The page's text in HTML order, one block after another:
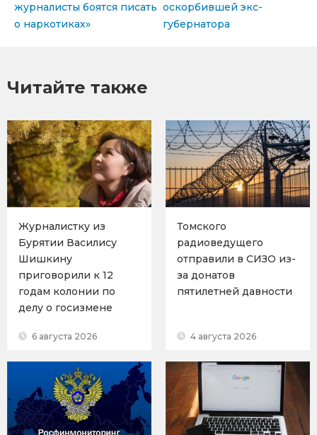
журналисты боятся писать
о наркотиках»
оскорбившей экс-
губернатора
Читайте также
Журналистку из
Бурятии Василису
Шишкину
приговорили к 12
годам колонии по
делу о госизмене
6 августа 2026
Томского
радиоведущего
отправили в СИЗО из-
за донатов
пятилетней давности
4 августа 2026